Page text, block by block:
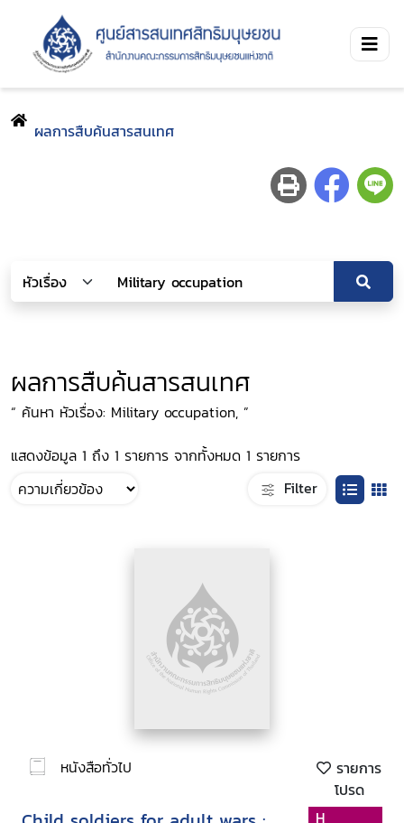
ผลการสืบค้นสารสนเทศ
ผลการสืบค้นสารสนเทศ
“ ค้นหา หัวเรื่อง: Military occupation, ”
แสดงข้อมูล 1 ถึง 1 รายการ จากทั้งหมด 1 รายการ
Filter
หนังสือทั่วไป
รายการ
โปรด
H